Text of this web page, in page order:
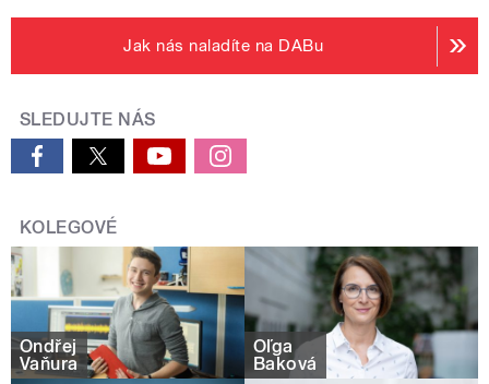
Jak nás naladíte na DABu
SLEDUJTE NÁS
KOLEGOVÉ
Ondřej
Vaňura
Oľga
Baková